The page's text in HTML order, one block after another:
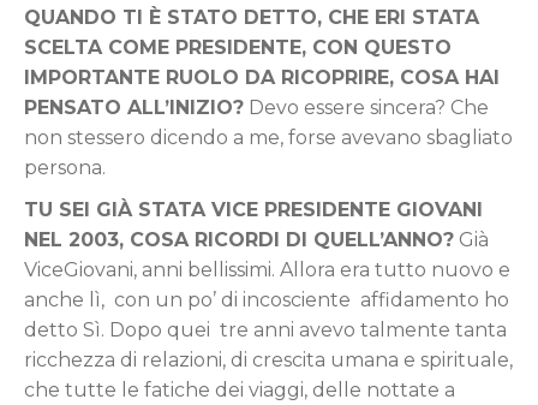
QUANDO TI È STATO DETTO, CHE ERI STATA
SCELTA COME PRESIDENTE, CON QUESTO
IMPORTANTE RUOLO DA RICOPRIRE, COSA HAI
PENSATO ALL’INIZIO? Devo essere sincera? Che
non stessero dicendo a me, forse avevano sbagliato
persona.
TU SEI GIÀ STATA VICE PRESIDENTE GIOVANI
NEL 2003, COSA RICORDI DI QUELL’ANNO? Già
ViceGiovani, anni bellissimi. Allora era tutto nuovo e
anche lì, con un po’ di incosciente affidamento ho
detto Sì. Dopo quei tre anni avevo talmente tanta
ricchezza di relazioni, di crescita umana e spirituale,
che tutte le fatiche dei viaggi, delle nottate a